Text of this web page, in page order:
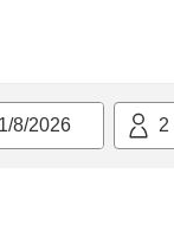
8/2026 2